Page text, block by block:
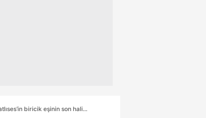
biricik eşinin son hali...